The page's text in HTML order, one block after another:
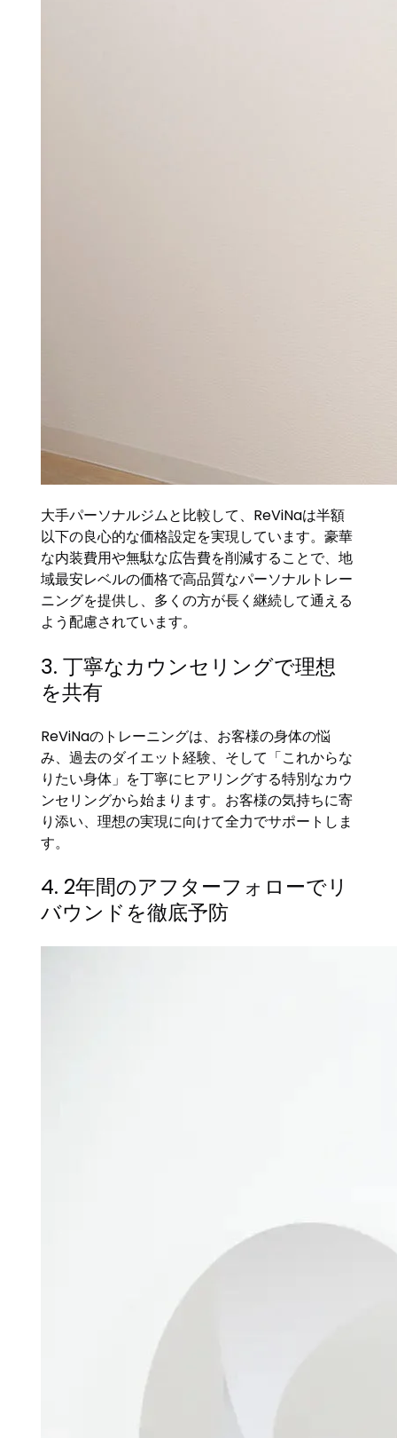
大手パーソナルジムと比較して、ReViNaは半額
以下の良心的な価格設定を実現しています。豪華
な内装費用や無駄な広告費を削減することで、地
域最安レベルの価格で高品質なパーソナルトレー
ニングを提供し、多くの方が長く継続して通える
よう配慮されています。
3. 丁寧なカウンセリングで理想
を共有
ReViNaのトレーニングは、お客様の身体の悩
み、過去のダイエット経験、そして「これからな
りたい身体」を丁寧にヒアリングする特別なカウ
ンセリングから始まります。お客様の気持ちに寄
り添い、理想の実現に向けて全力でサポートしま
す。
4. 2年間のアフターフォローでリ
バウンドを徹底予防